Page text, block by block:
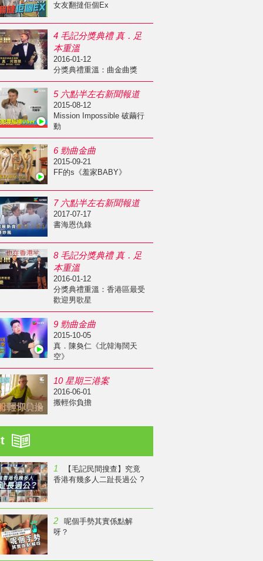
女友翻撻佢個Ex
4 毛記分獎典禮 真．足
本重溫
2016-01-12
分獎典禮重溫：曲金曲獎
5 六點半左右新聞報道
2015-08-12
Mission Impossible 破繭行
動
6 勁曲金曲
2015-09-21
FF的s《羞家BABY》
7 六點半左右新聞報道
2017-07-17
書海恩仇錄
8 毛記分獎典禮 真．足
本重溫
2016-01-12
分獎典禮重溫：香港區最受
歡迎男歌星
9 勁曲金曲
2015-10-05
真．陳奐仁《北韓海闊天
空》
10 星期三港案
2016-06-01
搬輕你負擔
1
【毛記民間搜查】究竟
香港有幾多人二趾長過公 ?
2
呢個手勢其實係點解
呀？